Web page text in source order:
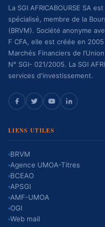
La SGI AFRICABOURSE SA
spécialisé, membre de la
(BRVM). Société anonyme
F CFA, elle est créée en
Marchés Financiers de
N° SGI- 021/2005. La SGI
services d'investissement.
LIENS UTILES
BRVM
Agence UMOA-Titres
BCEAO
APSGI
AMF-UMOA
OGI
Web mail